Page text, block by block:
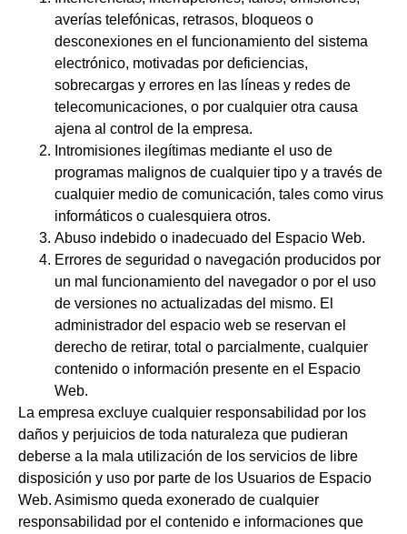
averías telefónicas, retrasos, bloqueos o
desconexiones en el funcionamiento del sistema
electrónico, motivadas por deficiencias,
sobrecargas y errores en las líneas y redes de
telecomunicaciones, o por cualquier otra causa
ajena al control de la empresa.
Intromisiones ilegítimas mediante el uso de
programas malignos de cualquier tipo y a través de
cualquier medio de comunicación, tales como virus
informáticos o cualesquiera otros.
Abuso indebido o inadecuado del Espacio Web.
Errores de seguridad o navegación producidos por
un mal funcionamiento del navegador o por el uso
de versiones no actualizadas del mismo. El
administrador del espacio web se reservan el
derecho de retirar, total o parcialmente, cualquier
contenido o información presente en el Espacio
Web.
La empresa excluye cualquier responsabilidad por los
daños y perjuicios de toda naturaleza que pudieran
deberse a la mala utilización de los servicios de libre
disposición y uso por parte de los Usuarios de Espacio
Web. Asimismo queda exonerado de cualquier
responsabilidad por el contenido e informaciones que